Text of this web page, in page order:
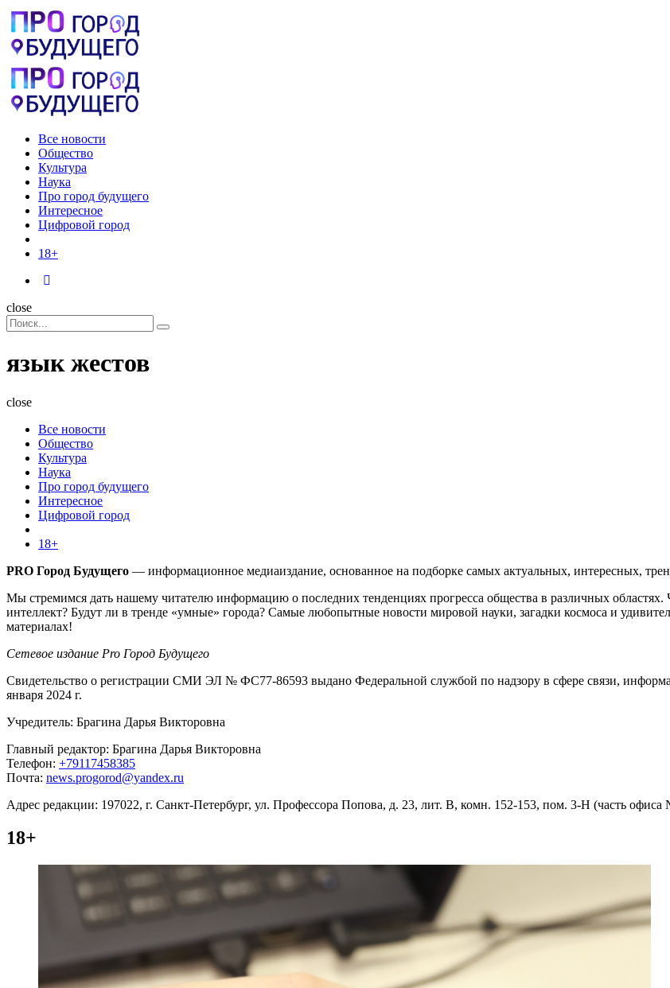
Menu
Поиск
Menu
Все новости
Общество
Культура
Наука
Про город будущего
Интересное
Цифровой город
18+
Поиск
close
Search
for:
Поиск
язык жестов
close
Все новости
Общество
Культура
Наука
Про город будущего
Интересное
Цифровой город
18+
PRO Город Будущего — информационное медиаиздание, основанное на подборке самых актуальных, интересных,
Мы стремимся дать нашему читателю информацию о последних тенденциях прогресса общества в различных
интеллект? Будут ли в тренде «умные» города? Самые любопытные новости мировой науки, загадки космоса и
материалах!
Сетевое издание Pro Город Будущего
Свидетельство о регистрации СМИ ЭЛ № ФС77-86593 выдано Федеральной службой по надзору в сфере связи,
января 2024 г.
Учредитель: Брагина Дарья Викторовна
Главный редактор: Брагина Дарья Викторовна
Телефон: +79117458385
Почта: news.progorod@yandex.ru
Адрес редакции: 197022, г. Санкт-Петербург, ул. Профессора Попова, д. 23, лит. В, комн. 152-153, пом. 3-Н (часть
18+